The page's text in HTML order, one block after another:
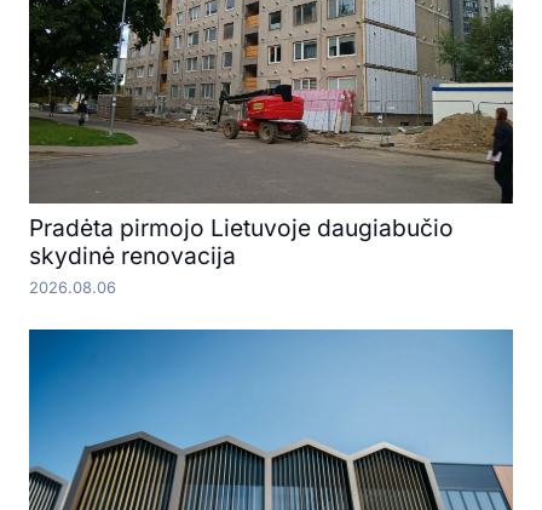
Pradėta pirmojo Lietuvoje daugiabučio
skydinė renovacija
2026.08.06